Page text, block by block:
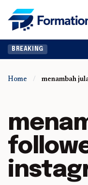
BREAKING
Home / menambah